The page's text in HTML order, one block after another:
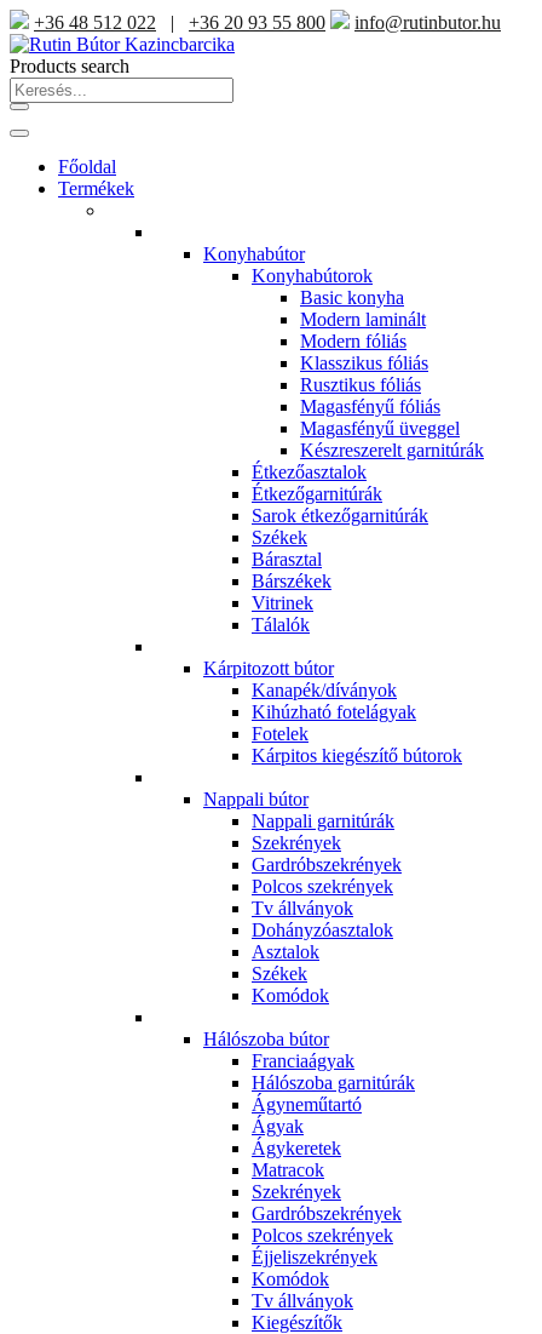
+36 48 512 022 | +36 20 93 55 800 info@rutinbutor.hu
Products search
Főoldal
Termékek
Konyhabútor
Konyhabútorok
Basic konyha
Modern laminált
Modern fóliás
Klasszikus fóliás
Rusztikus fóliás
Magasfényű fóliás
Magasfényű üveggel
Készreszerelt garnitúrák
Étkezőasztalok
Étkezőgarnitúrák
Sarok étkezőgarnitúrák
Székek
Bárasztal
Bárszékek
Vitrinek
Tálalók
Kárpitozott bútor
Kanapék/díványok
Kihúzható fotelágyak
Fotelek
Kárpitos kiegészítő bútorok
Nappali bútor
Nappali garnitúrák
Szekrények
Gardróbszekrények
Polcos szekrények
Tv állványok
Dohányzóasztalok
Asztalok
Székek
Komódok
Hálószoba bútor
Franciaágyak
Hálószoba garnitúrák
Ágyneműtartó
Ágyak
Ágykeretek
Matracok
Szekrények
Gardróbszekrények
Polcos szekrények
Éjjeliszekrények
Komódok
Tv állványok
Kiegészítők